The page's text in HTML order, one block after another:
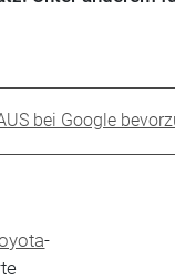
bei Google
-